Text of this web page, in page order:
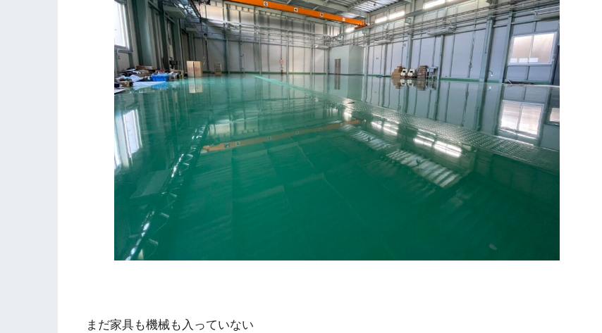
まだ家具も機械も入っていない